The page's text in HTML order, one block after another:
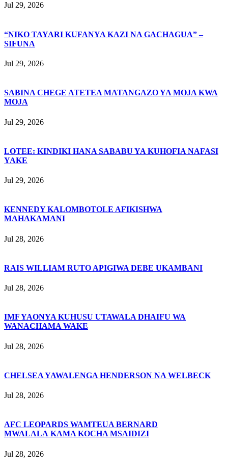
Jul 29, 2026
“NIKO TAYARI KUFANYA KAZI NA GACHAGUA” –
SIFUNA
Jul 29, 2026
SABINA CHEGE ATETEA MATANGAZO YA MOJA KWA
MOJA
Jul 29, 2026
LOTEE: KINDIKI HANA SABABU YA KUHOFIA NAFASI
YAKE
Jul 29, 2026
KENNEDY KALOMBOTOLE AFIKISHWA
MAHAKAMANI
Jul 28, 2026
RAIS WILLIAM RUTO APIGIWA DEBE UKAMBANI
Jul 28, 2026
IMF YAONYA KUHUSU UTAWALA DHAIFU WA
WANACHAMA WAKE
Jul 28, 2026
CHELSEA YAWALENGA HENDERSON NA WELBECK
Jul 28, 2026
AFC LEOPARDS WAMTEUA BERNARD
MWALALA KAMA KOCHA MSAIDIZI
Jul 28, 2026